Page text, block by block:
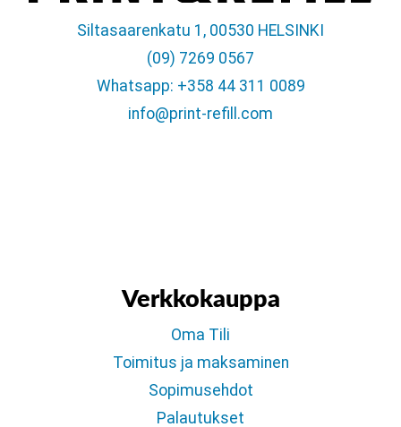
Siltasaarenkatu 1, 00530 HELSINKI
(09) 7269 0567
Whatsapp: +358 44 311 0089
info@print-refill.com
Verkkokauppa
Oma Tili
Toimitus ja maksaminen
Sopimusehdot
Palautukset